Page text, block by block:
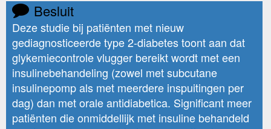
Besluit
Deze studie bij patiënten met nieuw
gediagnosticeerde type 2-diabetes toont aan dat
glykemiecontrole vlugger bereikt wordt met een
insulinebehandeling (zowel met subcutane
insulinepomp als met meerdere inspuitingen per
dag) dan met orale antidiabetica. Significant meer
patiënten die onmiddellijk met insuline behandeld